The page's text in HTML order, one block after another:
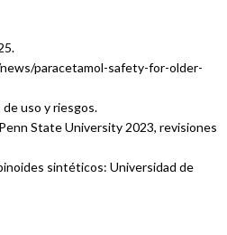
paracetamol-safety-for-older-
uso y riesgos.
State University 2023, revisiones
sintéticos: Universidad de